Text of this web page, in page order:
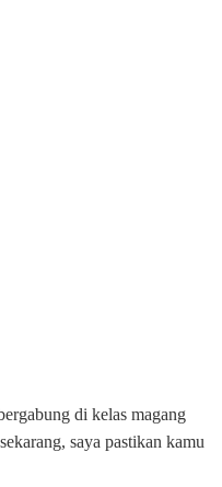
di kelas magang
saya pastikan kamu